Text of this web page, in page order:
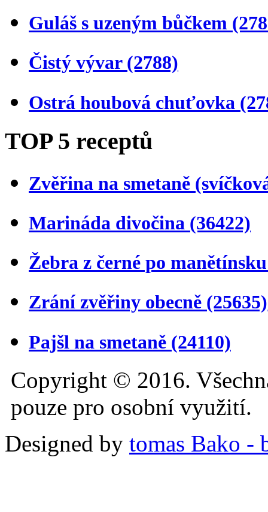
Guláš s uzeným bůčkem
Čistý vývar (2788)
Ostrá houbová chuťovka
TOP 5 receptů
Zvěřina na smetaně
Marináda divočina (36422)
Žebra z černé po
Zrání zvěřiny obecně (25635)
Pajšl na smetaně (24110)
Copyright © 2016.
pouze pro osobní využití.
Designed by tomas Bako -